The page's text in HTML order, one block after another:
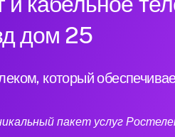
дом 25
который
пакет услуг